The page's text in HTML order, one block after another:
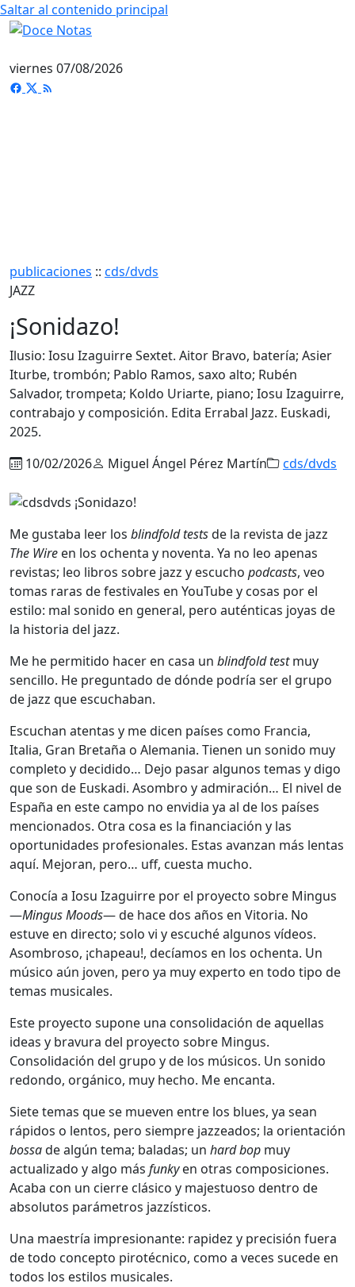
Saltar al contenido principal
viernes 07/08/2026
publicaciones :: cds/dvds
JAZZ
¡Sonidazo!
Ilusio: Iosu Izaguirre Sextet. Aitor Bravo, batería; Asier
Iturbe, trombón; Pablo Ramos, saxo alto; Rubén
Salvador, trompeta; Koldo Uriarte, piano; Iosu Izaguirre,
contrabajo y composición. Edita Errabal Jazz. Euskadi,
2025.
10/02/2026
Miguel Ángel Pérez Martín cds/dvds
Me gustaba leer los blindfold testsde la revista de jazz
The Wire en los ochenta y noventa. Ya no leo apenas
revistas; leo libros sobre jazz y escucho podcasts, veo
tomas raras de festivales en YouTube y cosas por el
estilo: mal sonido en general, pero auténticas joyas de
la historia del jazz.
Me he permitido hacer en casa un blindfold testmuy
sencillo. He preguntado de dónde podría ser el grupo
de jazz que escuchaban.
Escuchan atentas y me dicen países como Francia,
Italia, Gran Bretaña o Alemania. Tienen un sonido muy
completo y decidido… Dejo pasar algunos temas y digo
que son de Euskadi. Asombro y admiración… El nivel de
España en este campo no envidia ya al de los países
mencionados. Otra cosa es la financiación y las
oportunidades profesionales. Estas avanzan más lentas
aquí. Mejoran, pero… uff, cuesta mucho.
Conocía a Iosu Izaguirre por el proyecto sobre Mingus
—Mingus Moods— de hace dos años en Vitoria. No
estuve en directo; solo vi y escuché algunos vídeos.
Asombroso, ¡chapeau!, decíamos en los ochenta. Un
músico aún joven, pero ya muy experto en todo tipo de
temas musicales.
Este proyecto supone una consolidación de aquellas
ideas y bravura del proyecto sobre Mingus.
Consolidación del grupo y de los músicos. Un sonido
redondo, orgánico, muy hecho. Me encanta.
Siete temas que se mueven entre los blues, ya sean
rápidos o lentos, pero siempre jazzeados; la orientación
bossade algún tema; baladas; un hard bop muy
actualizado y algo más funkyen otras composiciones.
Acaba con un cierre clásico y majestuoso dentro de
absolutos parámetros jazzísticos.
Una maestría impresionante: rapidez y precisión fuera
de todo concepto pirotécnico, como a veces sucede en
todos los estilos musicales.